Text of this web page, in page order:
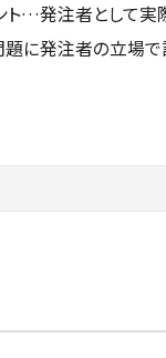
ト…発注者として
に発注者の立場で